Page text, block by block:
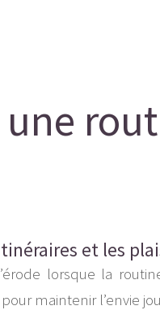
une
et les
lorsque la
maintenir l’envie